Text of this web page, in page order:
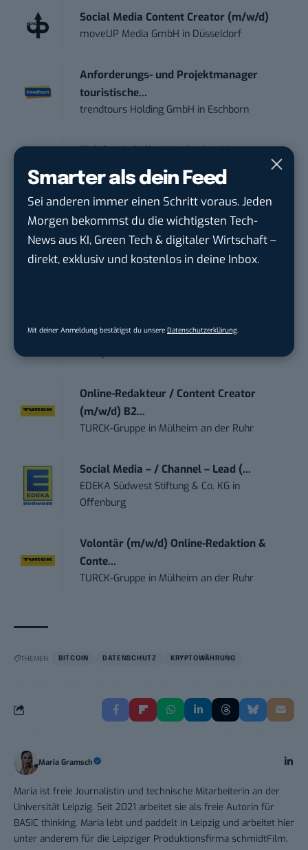
Smarter als dein Feed
Sei anderen immer einen Schritt voraus. Jeden
Morgen bekommst du die wichtigsten Tech-
News aus KI, Green Tech & digitaler Wirtschaft –
direkt, exklusiv und kostenlos in deine Inbox.
Mit deiner Anmeldung bestätigst du unsere Datenschutzerklärung.
Social Media Content Creator (m/w/d)
moveUP Media GmbH in Düsseldorf
Anforderungs- und Projektmanager
touristische...
trendtours Holding GmbH in Eschborn
IT Sales & Online Marketing Manager
(m/w/...
Instaffo GmbHinKarlsruhe
Marketing Manager – Content
Marketing /...
Acura Fachklinik GmbH in Albstadt
Ferdinand Bilstein GmbH & Co. KGin
Online-Redakteur / Content Creator
(m/w/d) B2...
TURCK-Gruppe in Mülheim an der Ruhr
Social Media – / Channel – Lead (...
EDEKA Südwest Stiftung & Co. KG in
Offenburg
Volontär (m/w/d) Online-Redaktion &
Conte...
TURCK-Gruppe in Mülheim an der Ruhr
THEMEN: BITCOIN DATENSCHUTZ KRYPTOWÄHRUNG
Maria Gramsch
Maria ist freie Journalistin und technische Mitarbeiterin an der
Universität Leipzig. Seit 2021 arbeitet sie als freie Autorin für
BASIC thinking. Maria lebt und paddelt in Leipzig und arbeitet hier
unter anderem für die Leipziger Produktionsfirma schmidtFilm.